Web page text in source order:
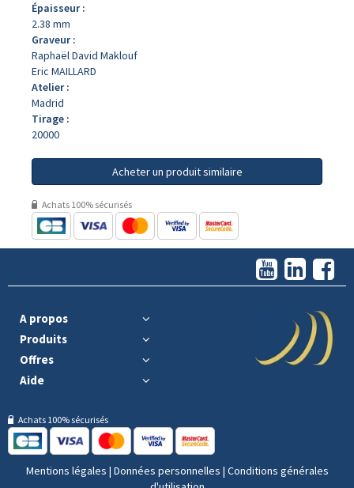
Épaisseur :
2.38 mm
Graveur :
Raphaël David Maklouf
Eric MAILLARD
Atelier :
Madrid
Tirage :
20000
Acheter un produit similaire
Achats 100% sécurisés
A propos
Produits
Offres
Aide
Achats 100% sécurisés
Mentions légales | Données personnelles | Conditions générales